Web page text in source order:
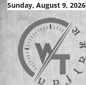
Skip
to
content
Sunday, August 9, 2026